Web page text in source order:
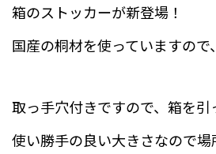
箱のストッカーが新登場！
国産の桐材を使っていますの
取っ手穴付きですので、箱を引
使い勝手の良い大きさなので